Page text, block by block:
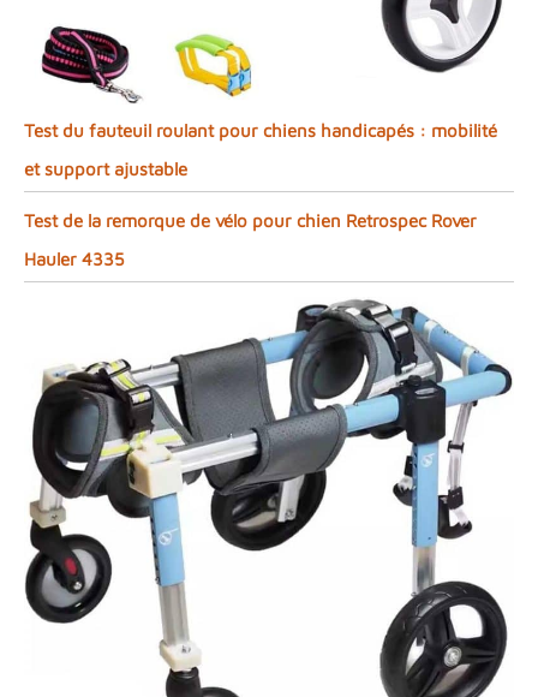
Test du fauteuil roulant pour chiens handicapés : mobilité
et support ajustable
Test de la remorque de vélo pour chien Retrospec Rover
Hauler 4335